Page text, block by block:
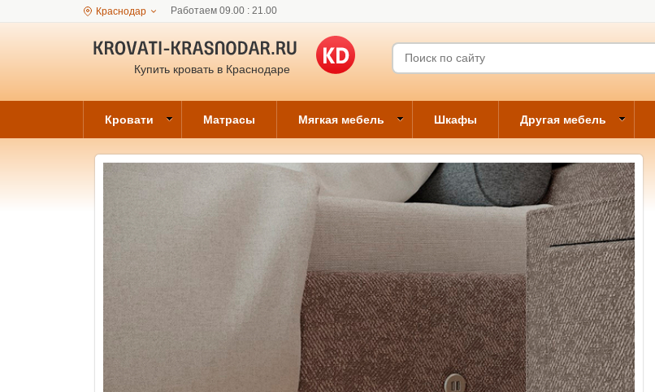
Краснодар Работаем 09.00 : 21.00
Купить кровать в Краснодаре
Кровати Матрасы Мягкая мебель Шкафы Другая мебель